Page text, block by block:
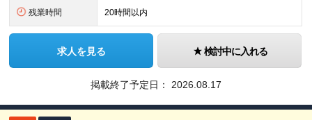
残業時間 20時間以内
求人を見る 検討中に入れる
掲載終了予定日： 2026.08.17